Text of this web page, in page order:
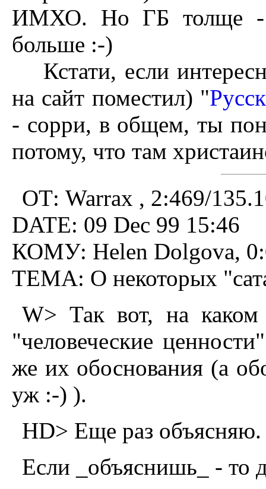
ИМХО. Hо ГБ толще -
больше :-)
Кстати, если
на сайт поместил) "
- сорри, в общем, ты
потому, что там
ОТ: Warrax , 2:469/
DATE: 09 Dec 99 15:46
КОМУ: Helen Dolgova,
ТЕМА: О некоторых
W> Так вот, на
"человеческие
же их обоснования (а
уж :-) ).
HD> Еще pаз
Если _объяснишь_ - то